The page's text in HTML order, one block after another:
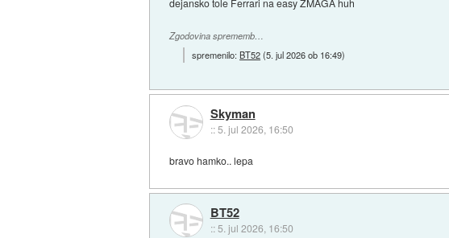
dejansko tole Ferrari na easy ZMAGA huh
Zgodovina sprememb…
spremenilo:BT52(5. jul 2026 ob 16:49)
Skyman
::5. jul 2026, 16:50
bravo hamko.. lepa
BT52
:: 5. jul 2026, 16:50